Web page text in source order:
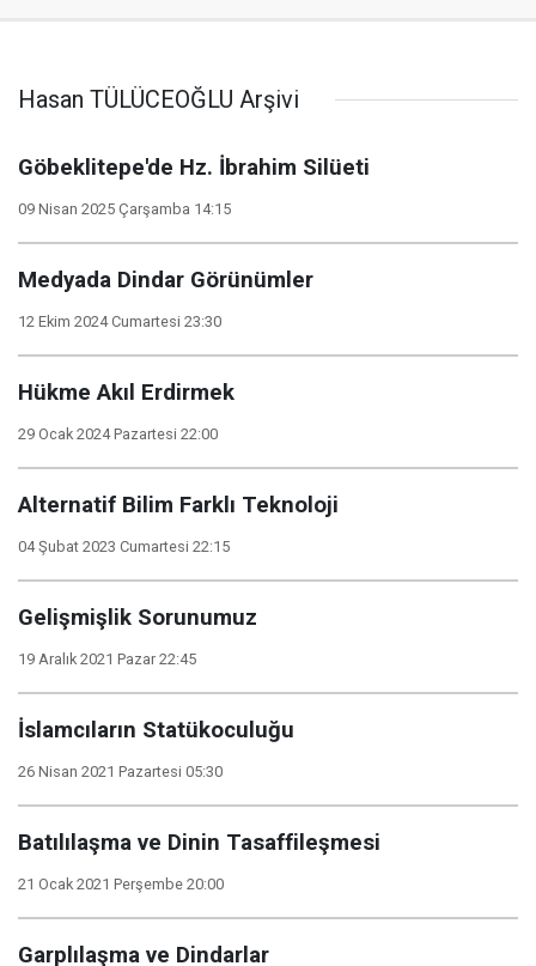
Hasan TÜLÜCEOĞLU Arşivi
Göbeklitepe'de Hz. İbrahim Silüeti
09 Nisan 2025 Çarşamba 14:15
Medyada Dindar Görünümler
12 Ekim 2024 Cumartesi 23:30
Hükme Akıl Erdirmek
29 Ocak 2024 Pazartesi 22:00
Alternatif Bilim Farklı Teknoloji
04 Şubat 2023 Cumartesi 22:15
Gelişmişlik Sorunumuz
19 Aralık 2021 Pazar 22:45
İslamcıların Statükoculuğu
26 Nisan 2021 Pazartesi 05:30
Batılılaşma ve Dinin Tasaffileşmesi
21 Ocak 2021 Perşembe 20:00
Garplılaşma ve Dindarlar